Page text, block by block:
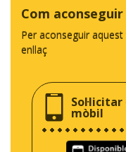
Com
Per aconseguir
enllaç
mòbil